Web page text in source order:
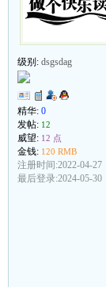
级别: dsgsdag
精华: 0
发帖: 12
威望: 12 点
金钱: 120 RMB
注册时间:2022-04-27
最后登录:2024-05-30